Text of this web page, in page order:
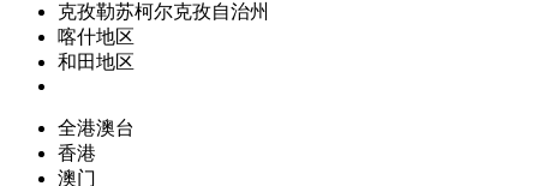
克孜勒苏柯尔克孜自治州
喀什地区
和田地区
全港澳台
香港
澳门